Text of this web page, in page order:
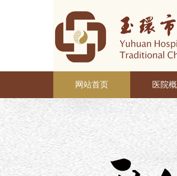
网站首页 医院